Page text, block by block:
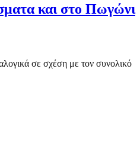
και στο Πωγώνι
σε σχέση με τον συνολικό